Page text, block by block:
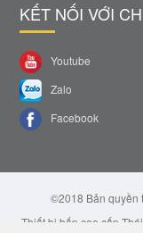
KẾT NỐI VỚI
Youtube
Zalo
Facebook
©2018 Bản quyền
Thiết bị bếp cao cấp